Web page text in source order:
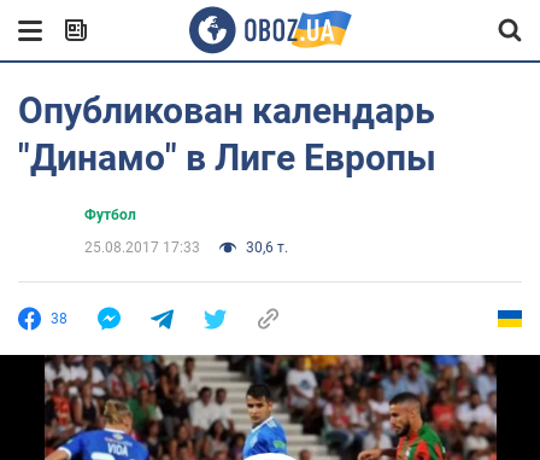
Опубликован календарь
"Динамо" в Лиге Европы
Футбол
25.08.2017 17:33
30,6 т.
38